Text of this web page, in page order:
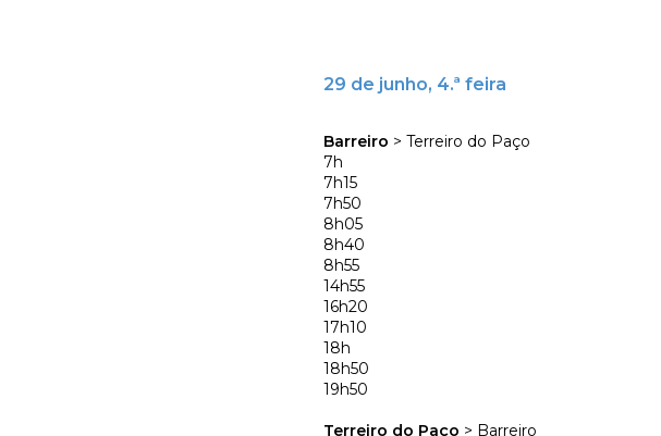
29 de junho, 4.ª feira
Barreiro > Terreiro do Paço
7h
7h15
7h50
8h05
8h40
8h55
14h55
16h20
17h10
18h
18h50
19h50
Terreiro do Paço > Barreiro